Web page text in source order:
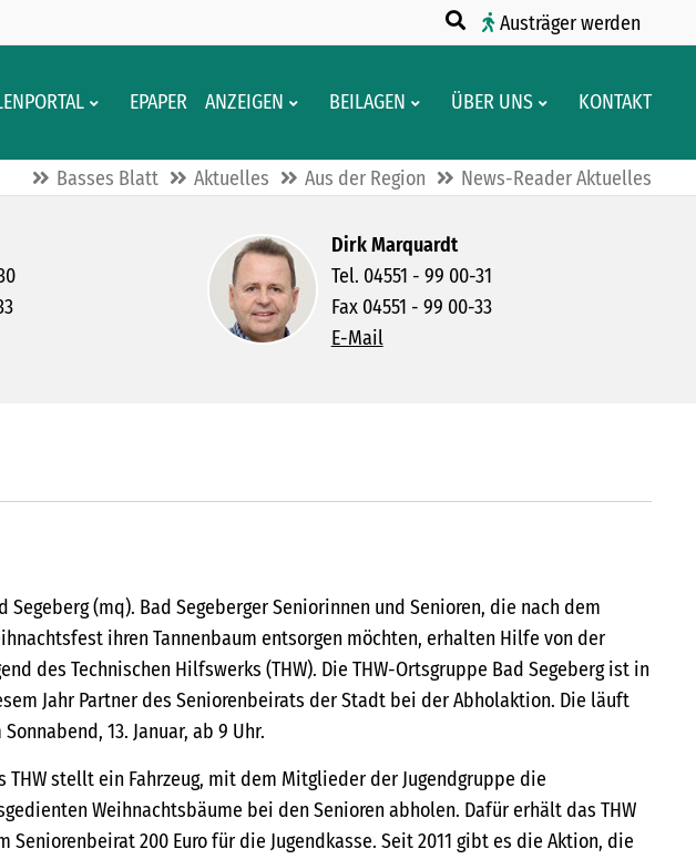
Austräger werden
EPAPER ANZEIGEN BEILAGEN ÜBER UNS KONTAKT
Basses Blatt Aktuelles Aus der Region News-Reader Aktuelles
Dirk Marquardt
Tel. 04551 - 99 00-31
Fax 04551 - 99 00-33
E-Mail
Segeberg (mq). Bad Segeberger Seniorinnen und Senioren, die nach dem
ihren Tannenbaum entsorgen möchten, erhalten Hilfe von der
des Technischen Hilfswerks (THW). Die THW-Ortsgruppe Bad Segeberg ist in
Jahr Partner des Seniorenbeirats der Stadt bei der Abholaktion. Die läuft
Sonnabend, 13. Januar, ab 9 Uhr.
THW stellt ein Fahrzeug, mit dem Mitglieder der Jugendgruppe die
Weihnachtsbäume bei den Senioren abholen. Dafür erhält das THW
Seniorenbeirat 200 Euro für die Jugendkasse. Seit 2011 gibt es die Aktion, die